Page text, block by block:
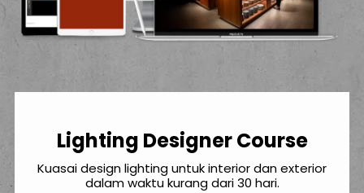
Lighting Designer Course
Kuasai design lighting untuk interior dan exterior
dalam waktu kurang dari 30 hari.